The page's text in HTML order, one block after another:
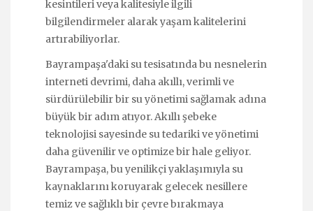
kesintileri veya kalitesiyle ilgili
bilgilendirmeler alarak yaşam kalitelerini
artırabiliyorlar.
Bayrampaşa'daki su tesisatında bu nesnelerin
interneti devrimi, daha akıllı, verimli ve
sürdürülebilir bir su yönetimi sağlamak adına
büyük bir adım atıyor. Akıllı şebeke
teknolojisi sayesinde su tedariki ve yönetimi
daha güvenilir ve optimize bir hale geliyor.
Bayrampaşa, bu yenilikçi yaklaşımıyla su
kaynaklarını koruyarak gelecek nesillere
temiz ve sağlıklı bir çevre bırakmaya